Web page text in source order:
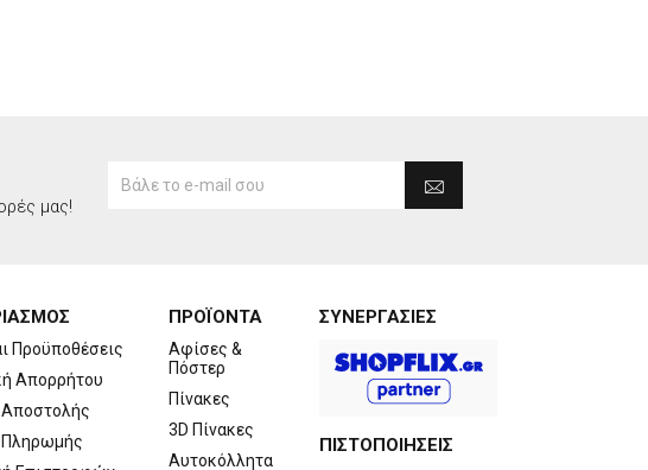
μας!
Προϋποθέσεις
Απορρήτου
Αποστολής
Πληρωμής
ΠΡΟΪΟΝΤΑ
Αφίσες &
Πόστερ
Πίνακες
3D Πίνακες
Αυτοκόλλητα
ΣΥΝΕΡΓΑΣΙΕΣ
ΠΙΣΤΟΠΟΙΗΣΕΙΣ